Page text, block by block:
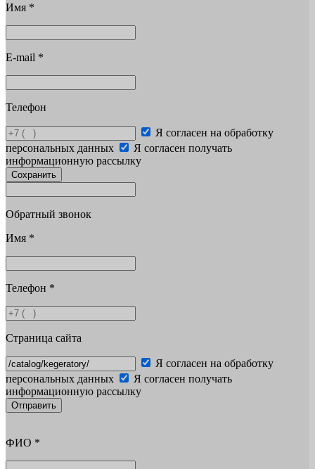
Имя *
E-mail *
Телефон
Я согласен на обработку
персональных данных
Я согласен получать
информационную рассылку
Сохранить
Обратный звонок
Имя *
Телефон *
Страница сайта
Я согласен на обработку
персональных данных
Я согласен получать
информационную рассылку
Отправить
ФИО *